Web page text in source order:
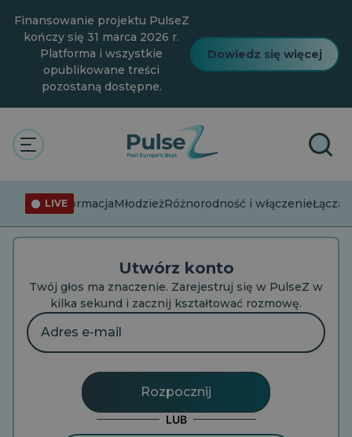
głównej
Finansowanie projektu PulseZ
kończy się 31 marca 2026 r.
Platforma i wszystkie
opublikowane treści
pozostaną dostępne.
Dowiedz się więcej
LIVE
DezinformacjaMłodzieżRóżnorodność i włączenie
UTWÓRZ KONTO
Masz już konto? Zaloguj się
Utwórz konto
Twój głos ma znaczenie. Zarejestruj się w PulseZ w
kilka sekund i zacznij kształtować rozmowę.
mail
LUB